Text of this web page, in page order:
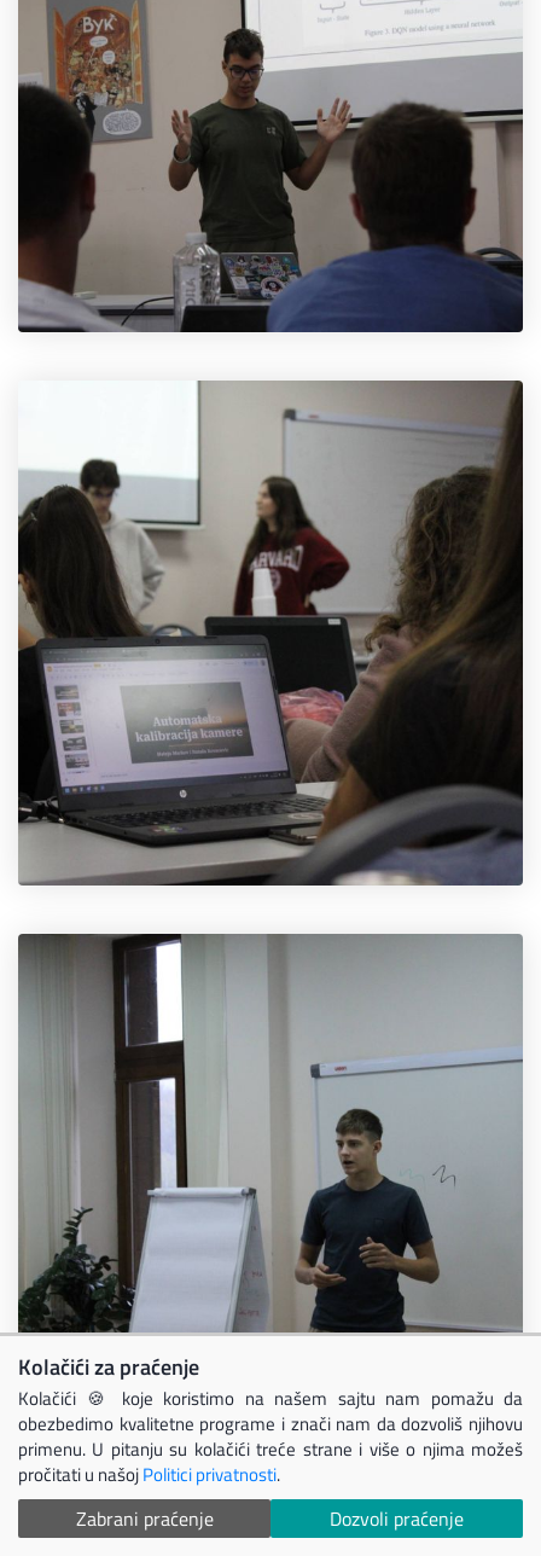
Kolačići za praćenje
Kolačići 🍪 koje koristimo na našem sajtu nam pomažu da
obezbedimo kvalitetne programe i znači nam da dozvoliš njihovu
primenu. U pitanju su kolačići treće strane i više o njima možeš
pročitati u našojPolitici privatnosti.
Dozvoli praćenje
Zabrani praćenje